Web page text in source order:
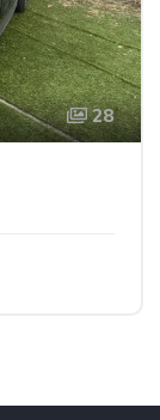
28